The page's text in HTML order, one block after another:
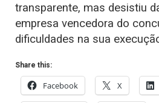
transparente, mas desistiu
empresa vencedora do
dificuldades na sua
Share this:
Facebook X